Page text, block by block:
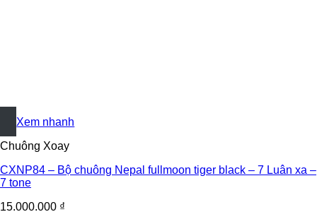
+
Xem nhanh
Chuông Xoay
CXNP84 – Bộ chuông Nepal fullmoon tiger black – 7 Luân xa –
7 tone
15.000.000 ₫